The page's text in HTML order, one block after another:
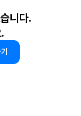
니다.